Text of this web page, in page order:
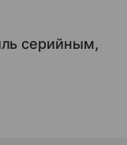
серийным,